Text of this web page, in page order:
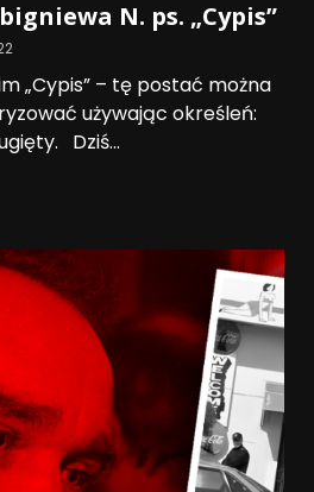
N. ps. „Cypis”
„Cypis” – tę postać można
używając określeń:
Dziś...